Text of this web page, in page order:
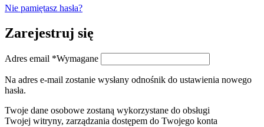
Nie pamiętasz hasła?
Zarejestruj się
Adres email *Wymagane
Na adres e-mail zostanie wysłany odnośnik do ustawienia nowego
hasła.
Twoje dane osobowe zostaną wykorzystane do obsługi
Twojej witryny, zarządzania dostępem do Twojego konta